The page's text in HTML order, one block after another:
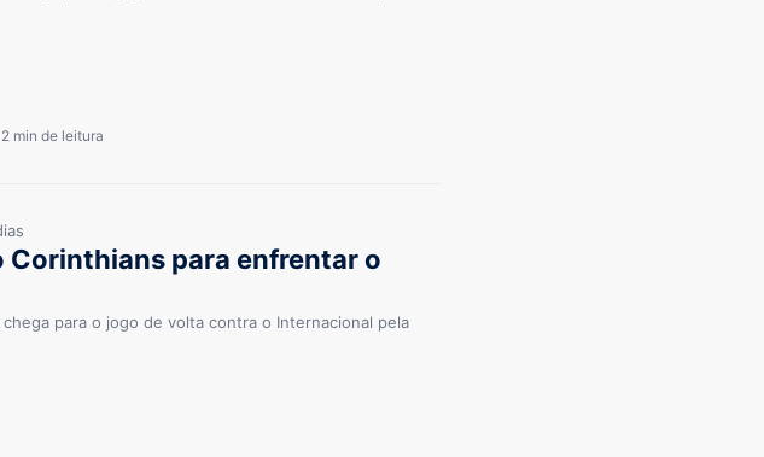
2 min de leitura
Corinthians para enfrentar o
para o jogo de volta contra o Internacional pela